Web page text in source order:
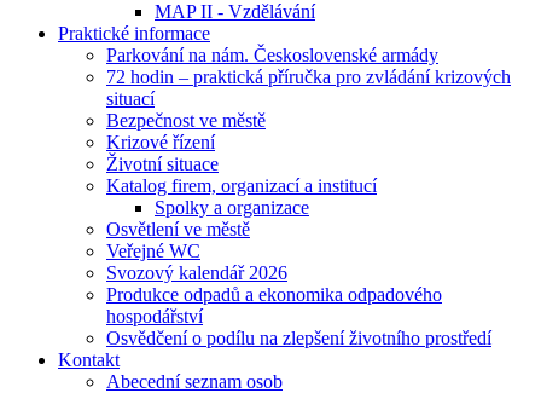
MAP II - Vzdělávání
Praktické informace
Parkování na nám. Československé armády
72 hodin – praktická příručka pro zvládání krizových
situací
Bezpečnost ve městě
Krizové řízení
Životní situace
Katalog firem, organizací a institucí
Spolky a organizace
Osvětlení ve městě
Veřejné WC
Svozový kalendář 2026
Produkce odpadů a ekonomika odpadového
hospodářství
Osvědčení o podílu na zlepšení životního prostředí
Kontakt
Abecední seznam osob